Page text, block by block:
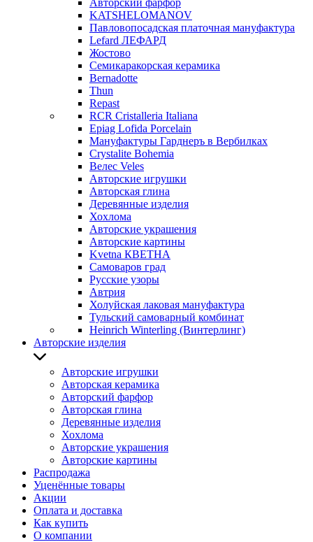
Авторский фарфор
KATSHELOMANOV
Павловопосадская платочная мануфактура
Lefard ЛЕФАРД
Жостово
Семикаракорская керамика
Bernadotte
Thun
Repast
RCR Cristalleria Italiana
Epiag Lofida Porcelain
Мануфактуры Гарднеръ в Вербилках
Crystalite Bohemia
Велес Veles
Авторские игрушки
Авторская глина
Деревянные изделия
Хохлома
Авторские украшения
Авторские картины
Kvetna КВЕТНА
Самоваров град
Русские узоры
Автрия
Холуйская лаковая мануфактура
Тульский самоварный комбинат
Heinrich Winterling (Винтерлинг)
Авторские изделия
Авторские игрушки
Авторская керамика
Авторский фарфор
Авторская глина
Деревянные изделия
Хохлома
Авторские украшения
Авторские картины
Распродажа
Уценённые товары
Акции
Оплата и доставка
Как купить
О компании